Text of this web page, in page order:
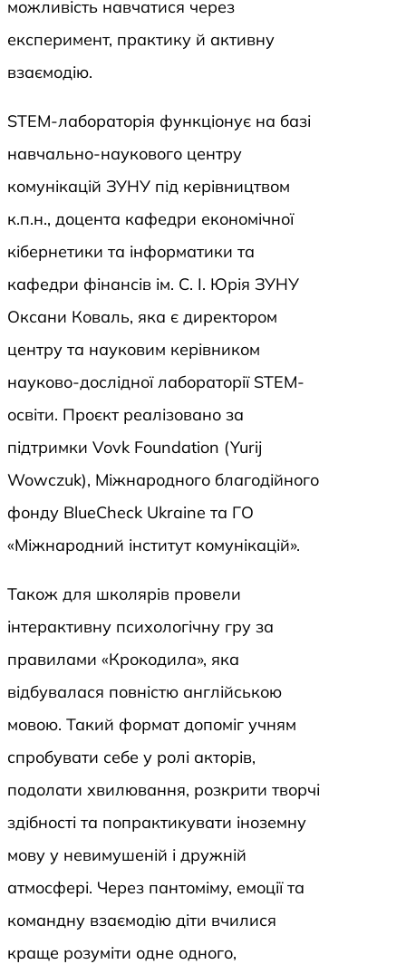
можливість навчатися через
експеримент, практику й активну
взаємодію.
STEM-лабораторія функціонує на базі
навчально-наукового центру
комунікацій ЗУНУ під керівництвом
к.п.н., доцента кафедри економічної
кібернетики та інформатики та
кафедри фінансів ім. С. І. Юрія ЗУНУ
Оксани Коваль, яка є директором
центру та науковим керівником
науково-дослідної лабораторії STEM-
освіти. Проєкт реалізовано за
підтримки Vovk Foundation (Yurij
Wowczuk), Міжнародного благодійного
фонду BlueCheck Ukraine та ГО
«Міжнародний інститут комунікацій».
Також для школярів провели
інтерактивну психологічну гру за
правилами «Крокодила», яка
відбувалася повністю англійською
мовою. Такий формат допоміг учням
спробувати себе у ролі акторів,
подолати хвилювання, розкрити творчі
здібності та попрактикувати іноземну
мову у невимушеній і дружній
атмосфері. Через пантоміму, емоції та
командну взаємодію діти вчилися
краще розуміти одне одного,